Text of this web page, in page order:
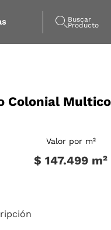
Buscar
Producto
Colonial
Valor por m²
$ 147.499 m²